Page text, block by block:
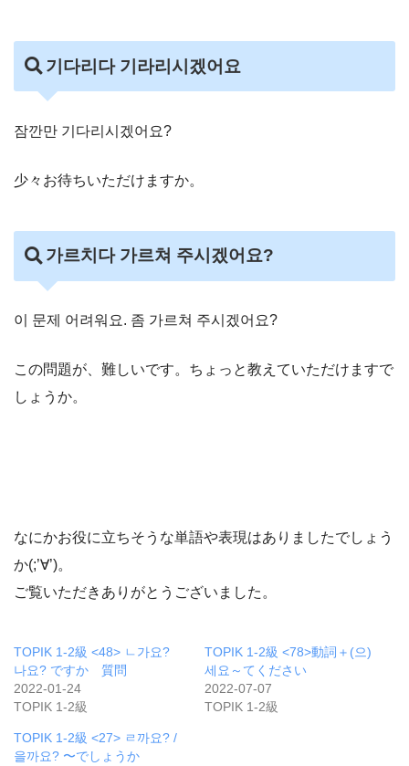
기다리다 기라리시겠어요
잠깐만 기다리시겠어요?
少々お待ちいただけますか。
가르치다 가르쳐 주시겠어요?
이 문제 어려워요. 좀 가르쳐 주시겠어요?
この問題が、難しいです。ちょっと教えていただけますで
しょうか。
なにかお役に立ちそうな単語や表現はありましたでしょう
か(;’∀’)。
ご覧いただきありがとうございました。
TOPIK 1-2級 <48> ㄴ가요?
나요? ですか 質問
2022-01-24
TOPIK 1-2級
TOPIK 1-2級 <78>動詞＋(으)
세요～てください
2022-07-07
TOPIK 1-2級
TOPIK 1-2級 <27> ㄹ까요? /
을까요? 〜でしょうか